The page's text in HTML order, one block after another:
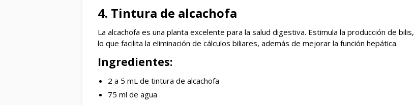
4. Tintura de alcachofa
La alcachofa es una planta excelente para la salud digestiva. Estimula la producción de bilis,
lo que facilita la eliminación de cálculos biliares, además de mejorar la función hepática.
Ingredientes:
2 a 5 mL de tintura de alcachofa
75 ml de agua